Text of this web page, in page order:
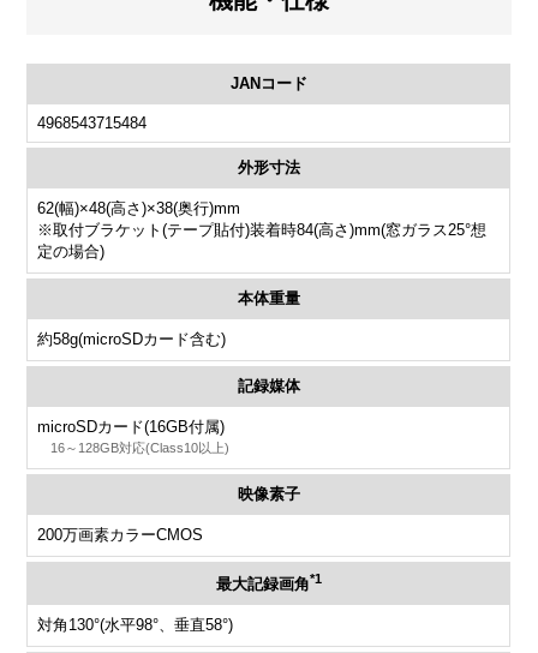
JANコード
4968543715484
外形寸法
62(幅)×48(高さ)×38(奥行)mm
※取付ブラケット(テープ貼付)装着時84(高さ)mm(窓ガラス25°想
定の場合)
本体重量
約58g(microSDカード含む)
記録媒体
microSDカード(16GB付属)
16～128GB対応(Class10以上)
映像素子
200万画素カラーCMOS
最大記録画角*1
対角130°(水平98°、垂直58°)